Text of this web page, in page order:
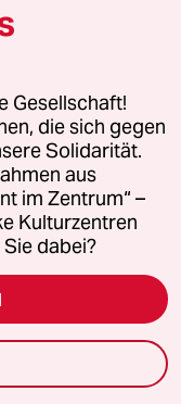
Gesellschaft!
die sich gegen
Solidarität.
aus
im Zentrum“ –
Kulturzentren
dabei?